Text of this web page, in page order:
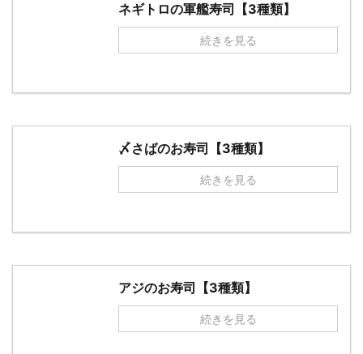
ネギトロの軍艦寿司【3種類】
続きを見る
〆さばのお寿司【3種類】
続きを見る
アジのお寿司【3種類】
続きを見る